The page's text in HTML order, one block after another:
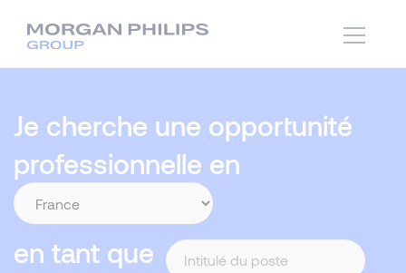
Je cherche une opportunité
professionnelle en
en tant que